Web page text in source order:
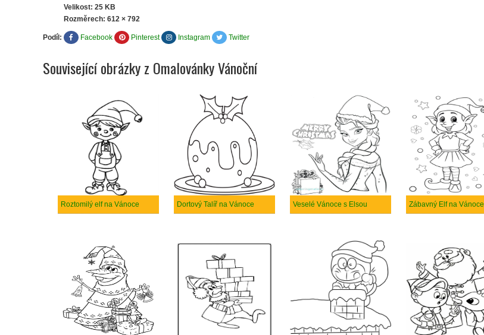
Velikost: 25 KB
Rozměrech: 612 × 792
Podíl: Facebook Pinterest Instagram Twitter
Související obrázky z Omalovánky Vánoční
Roztomilý elf na Vánoce Dortový Talíř na Vánoce Veselé Vánoce s Elsou Zábavný Elf na Vánoce